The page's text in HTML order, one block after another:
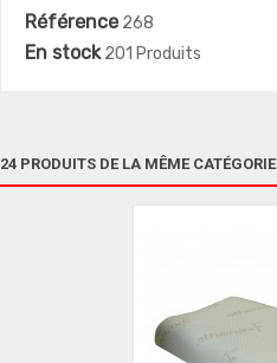
Référence 268
En stock 201 Produits
24 PRODUITS DE LA MÊME CATÉGORIE